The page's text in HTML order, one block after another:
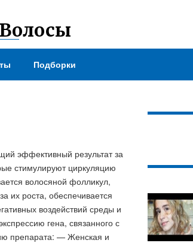
Подборки
эффективный результат за
стимулируют циркуляцию
волосяной фолликул,
их роста, обеспечивается
воздействий среды и
гена, связанного с
препарата: — Женская и